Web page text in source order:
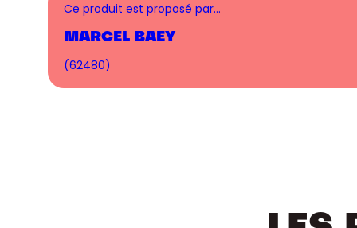
Ce produit est proposé par…
MARCEL BAEY
(62480)